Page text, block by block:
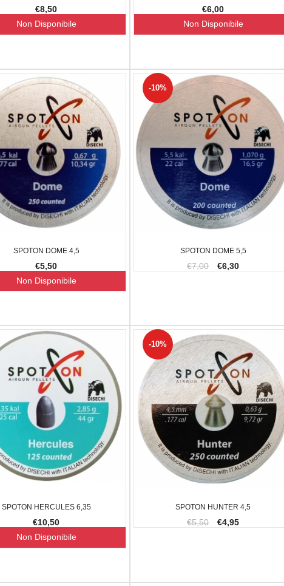
€8,50
Non Disponibile
€6,00
Non Disponibile
SPOTON DOME 4,5
€5,50
Non Disponibile
SPOTON DOME 5,5
€7,00 €6,30
-10%
SPOTON HERCULES 6,35
€10,50
Non Disponibile
SPOTON HUNTER 4,5
€5,50 €4,95
-10%